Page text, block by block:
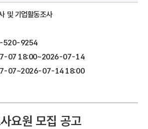
및 기업활동조사
520-9254
07 18:00~2026-07-14
07~2026-07-14 18:00
요원 모집 공고